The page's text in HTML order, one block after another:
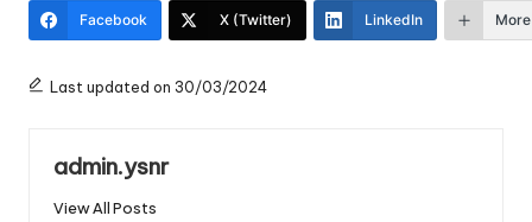
Facebook X (Twitter) LinkedIn More
Last updated on 30/03/2024
admin.ysnr
View All Posts